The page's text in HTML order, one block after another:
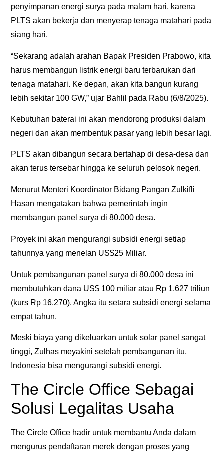
penyimpanan energi surya pada malam hari, karena
PLTS akan bekerja dan menyerap tenaga matahari pada
siang hari.
“Sekarang adalah arahan Bapak Presiden Prabowo, kita
harus membangun listrik energi baru terbarukan dari
tenaga matahari. Ke depan, akan kita bangun kurang
lebih sekitar 100 GW,” ujar Bahlil pada Rabu (6/8/2025).
Kebutuhan baterai ini akan mendorong produksi dalam
negeri dan akan membentuk pasar yang lebih besar lagi.
PLTS akan dibangun secara bertahap di desa-desa dan
akan terus tersebar hingga ke seluruh pelosok negeri.
Menurut Menteri Koordinator Bidang Pangan Zulkifli
Hasan mengatakan bahwa pemerintah ingin
membangun panel surya di 80.000 desa.
Proyek ini akan mengurangi subsidi energi setiap
tahunnya yang menelan US$25 Miliar.
Untuk pembangunan panel surya di 80.000 desa ini
membutuhkan dana US$ 100 miliar atau Rp 1.627 triliun
(kurs Rp 16.270). Angka itu setara subsidi energi selama
empat tahun.
Meski biaya yang dikeluarkan untuk solar panel sangat
tinggi, Zulhas meyakini setelah pembangunan itu,
Indonesia bisa mengurangi subsidi energi.
The Circle Office Sebagai
Solusi Legalitas Usaha
The Circle Office hadir untuk membantu Anda dalam
mengurus pendaftaran merek dengan proses yang